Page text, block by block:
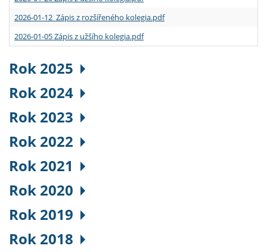
2026-01-12 Zápis z rozšířeného kolegia.pdf
2026-01-05 Zápis z užšího kolegia.pdf
Rok 2025
Rok 2024
Rok 2023
Rok 2022
Rok 2021
Rok 2020
Rok 2019
Rok 2018